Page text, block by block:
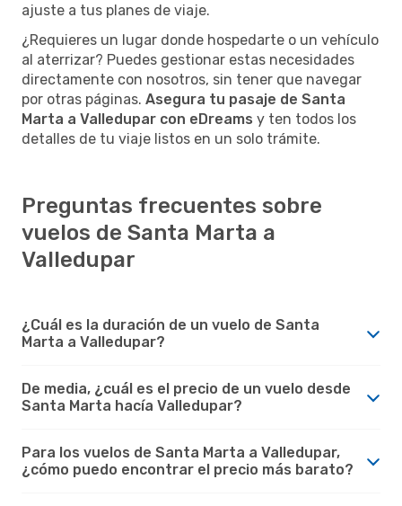
ajuste a tus planes de viaje.
¿Requieres un lugar donde hospedarte o un vehículo
al aterrizar? Puedes gestionar estas necesidades
directamente con nosotros, sin tener que navegar
por otras páginas. Asegura tu pasaje de Santa
Marta a Valledupar con eDreams y ten todos los
detalles de tu viaje listos en un solo trámite.
Preguntas frecuentes sobre
vuelos de Santa Marta a
Valledupar
¿Cuál es la duración de un vuelo de Santa
Marta a Valledupar?
De media, ¿cuál es el precio de un vuelo desde
Santa Marta hacía Valledupar?
Para los vuelos de Santa Marta a Valledupar,
¿cómo puedo encontrar el precio más barato?